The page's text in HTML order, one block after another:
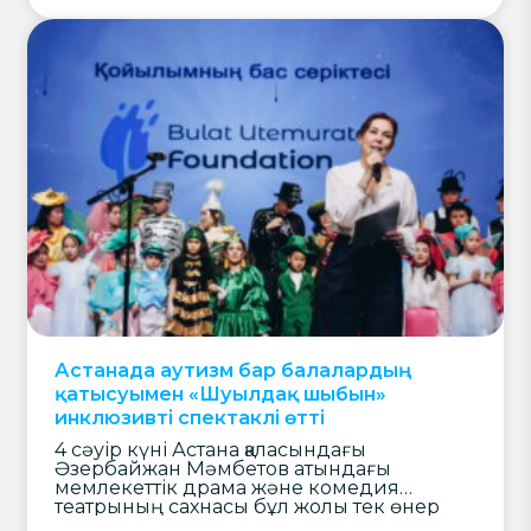
Өтемұратов Қоры қолдауымен жүзеге
Астанада аутизм бар балалардың
қатысуымен «Шуылдақ шыбын»
инклюзивті спектаклі өтті
4 сәуір күні Астана қаласындағы
Әзербайжан Мәмбетов атындағы
мемлекеттік драма және комедия
театрының сахнасы бұл жолы тек өнер